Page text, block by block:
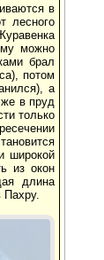
в
лесного
можно
брал
потом
а
в пруд
только
широкой
из окон
длина